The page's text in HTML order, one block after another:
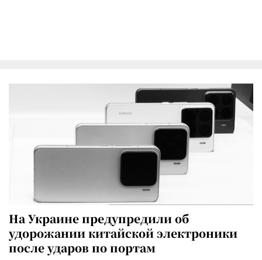
На Украине предупредили об
удорожании китайской электроники
после ударов по портам